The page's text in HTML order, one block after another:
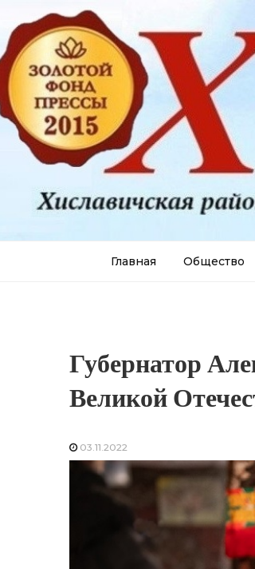
Главная Общество
Губернатор
Великой
03.11.2022